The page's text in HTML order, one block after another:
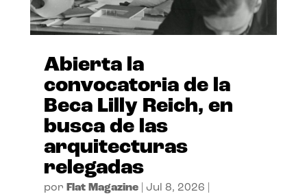
Abierta la
convocatoria de la
Beca Lilly Reich, en
busca de las
arquitecturas
relegadas
por Flat Magazine| Jul 8, 2026